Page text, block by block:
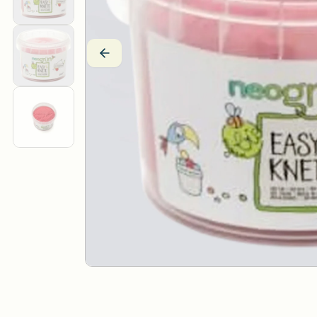
Wärmekissen
Stoffpuppen
Drei Blätter
Efie
Estia Holzspielwaren